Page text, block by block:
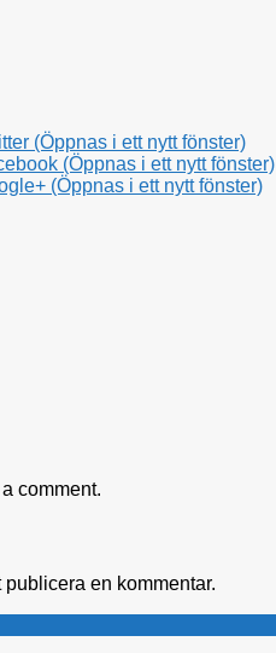
(Öppnas i ett nytt fönster)
(Öppnas i ett nytt fönster)
(Öppnas i ett nytt fönster)
comment.
publicera en kommentar.